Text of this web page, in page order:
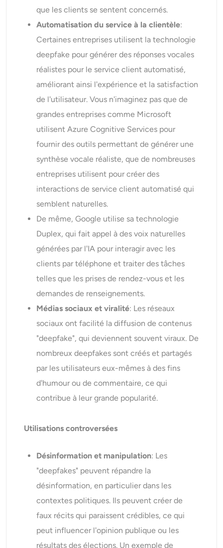
que les clients se sentent concernés.
Automatisation du service à la clientèle:
Certaines entreprises utilisent la technologie
deepfake pour générer des réponses vocales
réalistes pour le service client automatisé,
améliorant ainsi l'expérience et la satisfaction
de l'utilisateur. Vous n'imaginez pas que de
grandes entreprises comme Microsoft
utilisent Azure Cognitive Services pour
fournir des outils permettant de générer une
synthèse vocale réaliste, que de nombreuses
entreprises utilisent pour créer des
interactions de service client automatisé qui
semblent naturelles.
De même, Google utilise sa technologie
Duplex, qui fait appel à des voix naturelles
générées par l'IA pour interagir avec les
clients par téléphone et traiter des tâches
telles que les prises de rendez-vous et les
demandes de renseignements.
Médias sociaux et viralité: Les réseaux
sociaux ont facilité la diffusion de contenus
"deepfake", qui deviennent souvent viraux. De
nombreux deepfakes sont créés et partagés
par les utilisateurs eux-mêmes à des fins
d'humour ou de commentaire, ce qui
contribue à leur grande popularité.
Utilisations controversées
Désinformation et manipulation: Les
"deepfakes" peuvent répandre la
désinformation, en particulier dans les
contextes politiques. Ils peuvent créer de
faux récits qui paraissent crédibles, ce qui
peut influencer l'opinion publique ou les
résultats des élections. Un exemple de